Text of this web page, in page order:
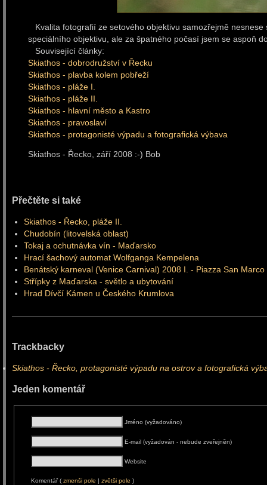
Kvalita fotografií ze setového objektivu samozřejmě
speciálního objektivu, ale za špatného počasí jsem se aspoň
Související články:
Skiathos - dobrodružství v Řecku
Skiathos - plavba kolem pobřeží
Skiathos - pláže I.
Skiathos - pláže II.
Skiathos - hlavní město a Kastro
Skiathos - pravoslaví
Skiathos - protagonisté výpadu a fotografická výbava
Skiathos - Řecko, září 2008 :-) Bob
Přečtěte si také
Skiathos - Řecko, pláže II.
Chudobín (litovelská oblast)
Tokaj a ochutnávka vín - Maďarsko
Hrací šachový automat Wolfganga Kempelena
Benátský karneval (Venice Carnival) 2008 I. - Piazza San Marco
Střípky z Maďarska - světlo a ubytování
Hrad Dívčí Kámen u Českého Krumlova
Trackbacky
Skiathos - Řecko, protagonisté výpadu na ostrov a fotografická
Jeden komentář
Jméno (vyžadováno)
E-mail (vyžadován - nebude zveřejněn)
Website
Komentář ( zmenši pole | zvětši pole )